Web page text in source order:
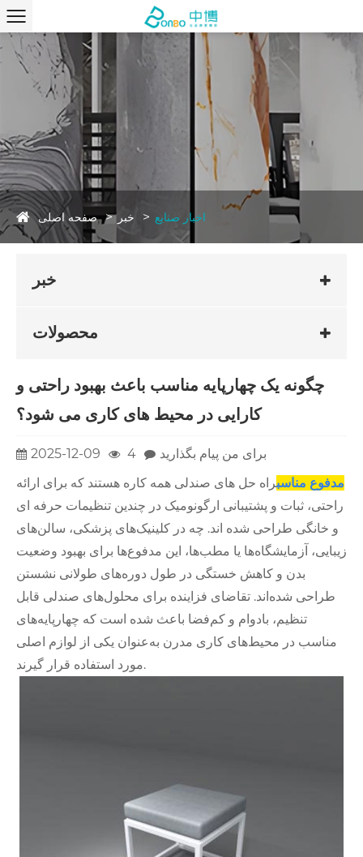
صفحه اصلی خبر اخبار صنایع
خبر
محصولات
چگونه یک چهارپایه مناسب باعث بهبود راحتی و
کارایی در محیط های کاری می شود؟
2025-12-09 4
برای من پیام بگذارید
مدفوع مناسبراه حل های صندلی همه کاره هستند که برای ارائه
راحتی، ثبات و پشتیبانی ارگونومیک در چندین تنظیمات حرفه ای
و خانگی طراحی شده اند. چه در کلینیک‌های پزشکی، سالن‌های
زیبایی، آزمایشگاه‌ها یا مطب‌ها، این مدفوع‌ها برای بهبود وضعیت
بدن و کاهش خستگی در طول دوره‌های طولانی نشستن
طراحی شده‌اند. تقاضای فزاینده برای محلول‌های صندلی قابل
تنظیم، بادوام و کم‌فضا باعث شده است که چهارپایه‌های
مناسب در محیط‌های کاری مدرن به‌عنوان یکی از لوازم اصلی
مورد استفاده قرار گیرند.